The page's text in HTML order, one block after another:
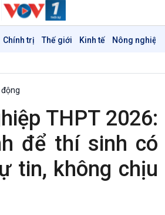
Chính trị Thế giới Kinh tế Nông nghiệp
THPT 2026:
để thí sinh có
tin, không chịu